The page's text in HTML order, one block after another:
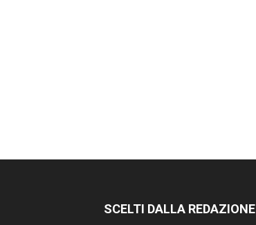
SCELTI DALLA REDAZIONE